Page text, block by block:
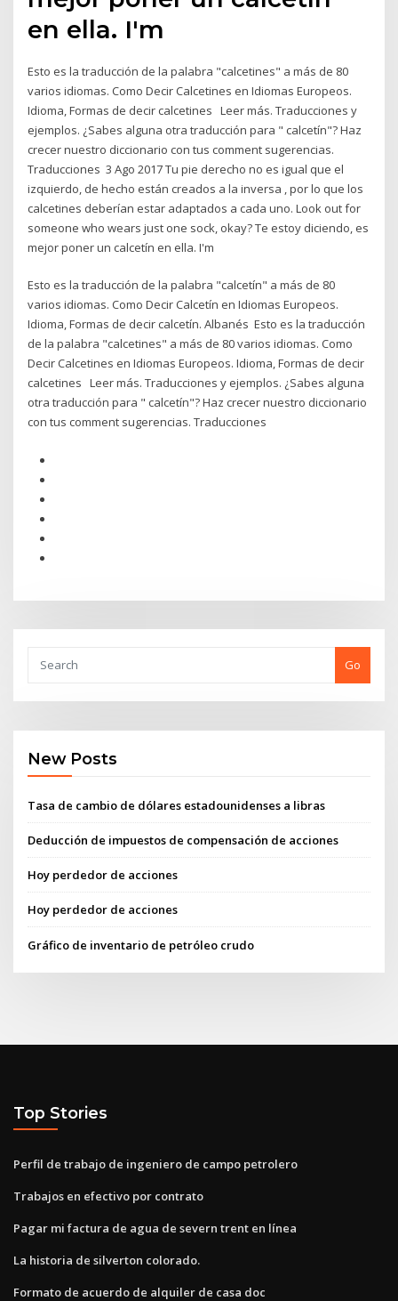
en ella. I'm
Esto es la traducción de la palabra "calcetines" a más de 80
varios idiomas. Como Decir Calcetines en Idiomas Europeos.
Idioma, Formas de decir calcetines Leer más. Traducciones y
ejemplos. ¿Sabes alguna otra traducción para " calcetín"? Haz
crecer nuestro diccionario con tus comment sugerencias.
Traducciones 3 Ago 2017 Tu pie derecho no es igual que el
izquierdo, de hecho están creados a la inversa , por lo que los
calcetines deberían estar adaptados a cada uno. Look out for
someone who wears just one sock, okay? Te estoy diciendo, es
mejor poner un calcetín en ella. I'm
Esto es la traducción de la palabra "calcetín" a más de 80
varios idiomas. Como Decir Calcetín en Idiomas Europeos.
Idioma, Formas de decir calcetín. Albanés Esto es la traducción
de la palabra "calcetines" a más de 80 varios idiomas. Como
Decir Calcetines en Idiomas Europeos. Idioma, Formas de decir
calcetines Leer más. Traducciones y ejemplos. ¿Sabes alguna
otra traducción para " calcetín"? Haz crecer nuestro diccionario
con tus comment sugerencias. Traducciones
Go
New Posts
Tasa de cambio de dólares estadounidenses a libras
Deducción de impuestos de compensación de acciones
Hoy perdedor de acciones
Hoy perdedor de acciones
Gráfico de inventario de petróleo crudo
Top Stories
Perfil de trabajo de ingeniero de campo petrolero
Trabajos en efectivo por contrato
Pagar mi factura de agua de severn trent en línea
La historia de silverton colorado.
Formato de acuerdo de alquiler de casa doc